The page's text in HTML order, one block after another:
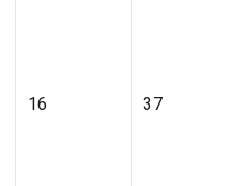
16 37